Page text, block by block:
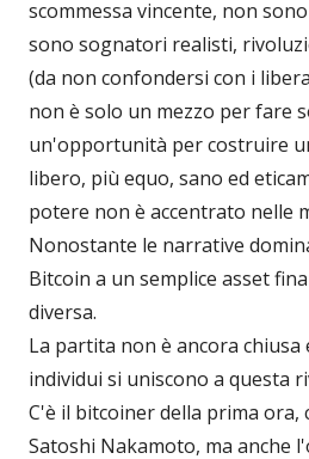
scommessa vincente, non
sono sognatori realisti,
(da non confondersi con i
non è solo un mezzo per fare
un'opportunità per costruire
libero, più equo, sano ed
potere non è accentrato nelle
Nonostante le narrative
Bitcoin a un semplice asset
diversa.
La partita non è ancora
individui si uniscono a questa
C'è il bitcoiner della prima ora,
Satoshi Nakamoto, ma anche